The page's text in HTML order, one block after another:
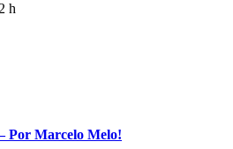
h
Por Marcelo Melo!